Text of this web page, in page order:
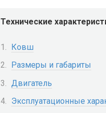
Технические
Ковш
Размеры и габариты
Двигатель
Эксплуатационные